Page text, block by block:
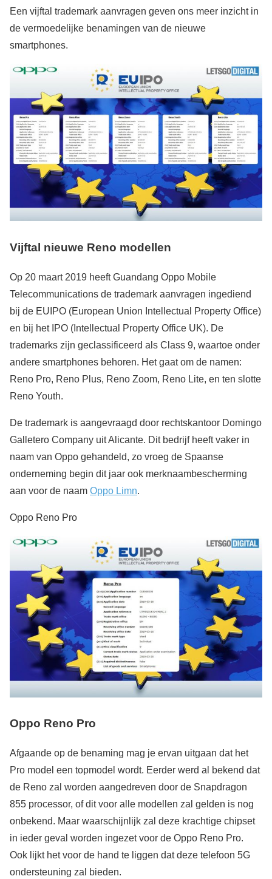
Een vijftal trademark aanvragen geven ons meer inzicht in
de vermoedelijke benamingen van de nieuwe
smartphones.
Vijftal nieuwe Reno modellen
Op 20 maart 2019 heeft Guandang Oppo Mobile
Telecommunications de trademark aanvragen ingediend
bij de EUIPO (European Union Intellectual Property Office)
en bij het IPO (Intellectual Property Office UK). De
trademarks zijn geclassificeerd als Class 9, waartoe onder
andere smartphones behoren. Het gaat om de namen:
Reno Pro, Reno Plus, Reno Zoom, Reno Lite, en ten slotte
Reno Youth.
De trademark is aangevraagd door rechtskantoor Domingo
Galletero Company uit Alicante. Dit bedrijf heeft vaker in
naam van Oppo gehandeld, zo vroeg de Spaanse
onderneming begin dit jaar ook merknaambescherming
aan voor de naam Oppo Limn.
Oppo Reno Pro
Oppo Reno Pro
Afgaande op de benaming mag je ervan uitgaan dat het
Pro model een topmodel wordt. Eerder werd al bekend dat
de Reno zal worden aangedreven door de Snapdragon
855 processor, of dit voor alle modellen zal gelden is nog
onbekend. Maar waarschijnlijk zal deze krachtige chipset
in ieder geval worden ingezet voor de Oppo Reno Pro.
Ook lijkt het voor de hand te liggen dat deze telefoon 5G
ondersteuning zal bieden.